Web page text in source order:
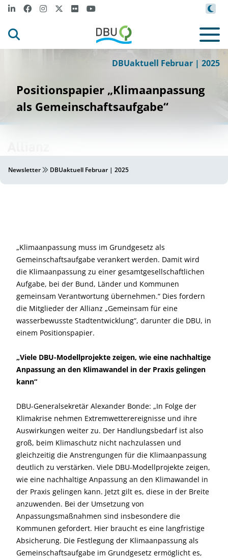
DBUaktuell Februar | 2025
Positionspapier „Klimaanpassung
als Gemeinschaftsaufgabe“
Newsletter DBUaktuell Februar | 2025
„Klimaanpassung muss im Grundgesetz als
Gemeinschaftsaufgabe verankert werden. Damit wird
die Klimaanpassung zu einer gesamtgesellschaftlichen
Aufgabe, bei der Bund, Länder und Kommunen
gemeinsam Verantwortung übernehmen.“ Dies fordern
die Mitglieder der Allianz „Gemeinsam für eine
wasserbewusste Stadtentwicklung“, darunter die DBU, in
einem Positionspapier.
„Viele DBU-Modellprojekte zeigen, wie eine nachhaltige
Anpassung an den Klimawandel in der Praxis gelingen
kann“
DBU-Generalsekretär Alexander Bonde: „In Folge der
Klimakrise nehmen Extremwetterereignisse und ihre
Auswirkungen weiter zu. Der Handlungsbedarf ist also
groß, beim Klimaschutz nicht nachzulassen und
gleichzeitig die Anstrengungen für die Klimaanpassung
deutlich zu verstärken. Viele DBU-Modellprojekte zeigen,
wie eine nachhaltige Anpassung an den Klimawandel in
der Praxis gelingen kann. Jetzt gilt es, diese in der Breite
anzuwenden. Bei der Umsetzung von
Anpassungsmaßnahmen sind insbesondere die
Kommunen gefordert. Hier braucht es eine langfristige
Absicherung. Die Festlegung der Klimaanpassung als
Gemeinschaftsaufgabe im Grundgesetz ermöglicht es,